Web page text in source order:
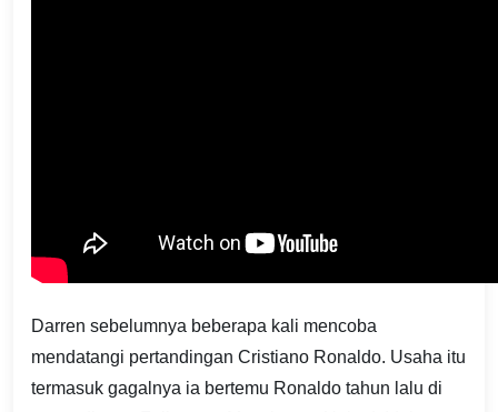
Darren sebelumnya beberapa kali mencoba
mendatangi pertandingan Cristiano Ronaldo. Usaha itu
termasuk gagalnya ia bertemu Ronaldo tahun lalu di